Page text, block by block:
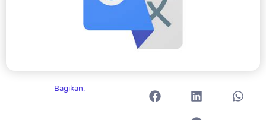
Bagikan: